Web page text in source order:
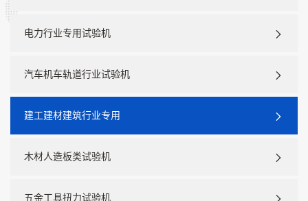
电力行业专用试验机
汽车机车轨道行业试验机
建工建材建筑行业专用
木材人造板类试验机
五金工具扭力试验机